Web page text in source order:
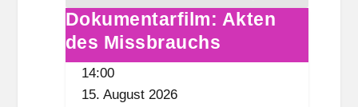
-
e
w
Dokumentarfilm:
Akten
des
Dokumentarfilm: Akten
des Missbrauchs
14:00
15. August 2026